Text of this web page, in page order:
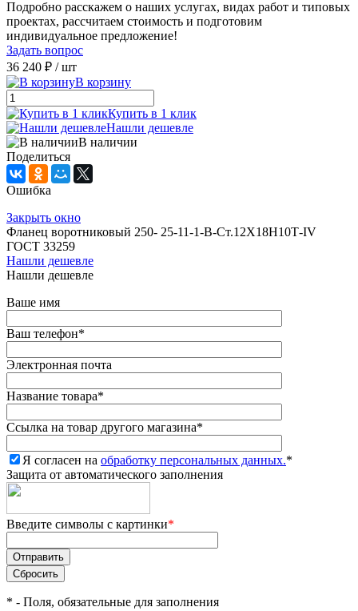
Подробно расскажем о наших услугах, видах работ и типовых
проектах, рассчитаем стоимость и подготовим
индивидуальное предложение!
Задать вопрос
36 240 ₽ / шт
В корзину
Купить в 1 клик
Нашли дешевле
В наличии
Поделиться
Ошибка
Закрыть окно
Фланец воротниковый 250- 25-11-1-B-Ст.12Х18Н10Т-IV
ГОСТ 33259
Нашли дешевле
Нашли дешевле
Ваше имя
Ваш телефон*
Электронная почта
Название товара*
Ссылка на товар другого магазина*
Я согласен на обработку персональных данных.*
Защита от автоматического заполнения
Введите символы с картинки*
* - Поля, обязательные для заполнения